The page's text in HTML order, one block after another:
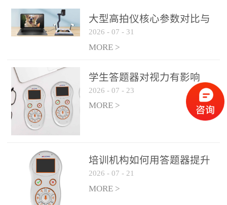
课堂互动解决方案，重新
定义了师生互动的新模
教学节奏的重要性，采用
“零学习成本” 的设计理
念，教师无需复杂培训即
可快速上手。软件支持与
PPT、白板等常用教学工具
几步：打开软件、选择互
动模式、发起互动任务，
整个过程不超过 30 秒，完
美融入正常教学流程，避
大型高拍仪核心参数对比与
选购建议
2026 - 07 - 31
MORE >
学生答题器对视力有影响
吗？
2026 - 07 - 23
MORE >
培训机构如何用答题器提升
学生专注度
2026 - 07 - 21
MORE >